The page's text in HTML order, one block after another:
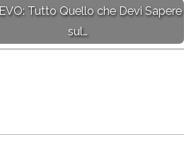
Tutto Quello che Devi Sapere
sul…